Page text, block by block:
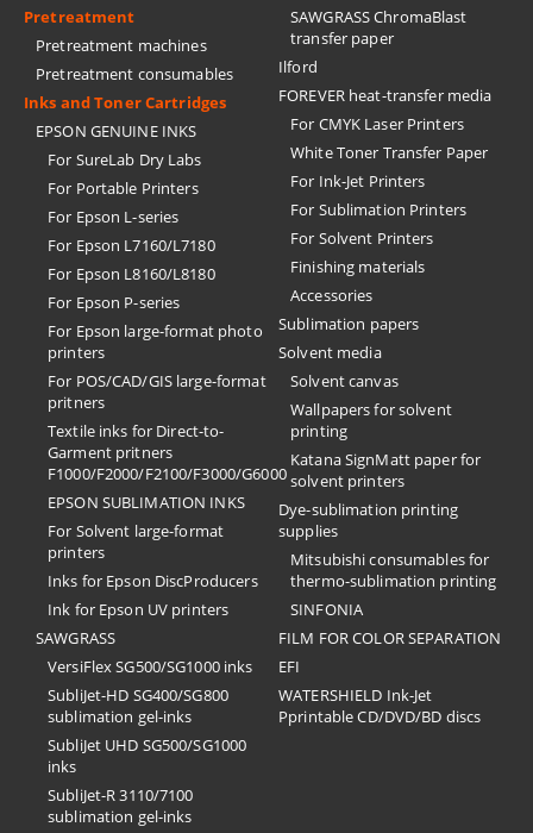
Pretreatment
Pretreatment machines
Pretreatment consumables
Inks and Toner Cartridges
EPSON GENUINE INKS
For SureLab Dry Labs
For Portable Printers
For Epson L-series
For Epson L7160/L7180
For Epson L8160/L8180
For Epson P-series
For Epson large-format photo
printers
For POS/CAD/GIS large-format
pritners
Textile inks for Direct-to-
Garment pritners
F1000/F2000/F2100/F3000/G6000
EPSON SUBLIMATION INKS
For Solvent large-format
printers
Inks for Epson DiscProducers
Ink for Epson UV printers
SAWGRASS
VersiFlex SG500/SG1000 inks
SubliJet-HD SG400/SG800
sublimation gel-inks
SubliJet UHD SG500/SG1000
inks
SubliJet-R 3110/7100
sublimation gel-inks
SAWGRASS ChromaBlast
transfer paper
Ilford
FOREVER heat-transfer media
For CMYK Laser Printers
White Toner Transfer Paper
For Ink-Jet Printers
For Sublimation Printers
For Solvent Printers
Finishing materials
Accessories
Sublimation papers
Solvent media
Solvent canvas
Wallpapers for solvent
printing
Katana SignMatt paper for
solvent printers
Dye-sublimation printing
supplies
Mitsubishi consumables for
thermo-sublimation printing
SINFONIA
FILM FOR COLOR SEPARATION
EFI
​WATERSHIELD Ink-Jet
Pprintable CD/DVD/BD discs